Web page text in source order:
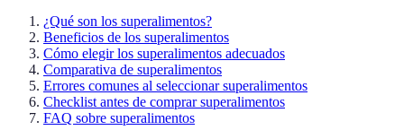
¿Qué son los superalimentos?
Beneficios de los superalimentos
Cómo elegir los superalimentos adecuados
Comparativa de superalimentos
Errores comunes al seleccionar superalimentos
Checklist antes de comprar superalimentos
FAQ sobre superalimentos